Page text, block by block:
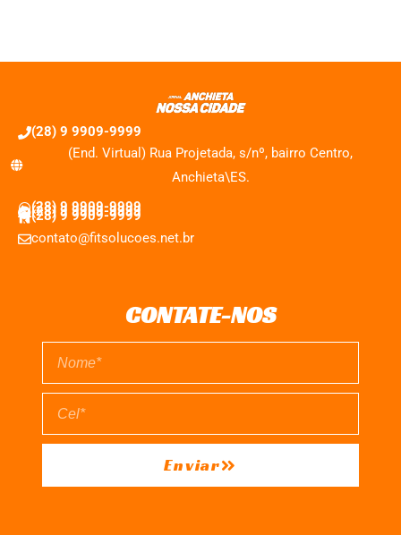
(28) 9 9909-9999
(End. Virtual) Rua Projetada, s/nº, bairro Centro,
Anchieta\ES.
(28) 9 9909-9999
(28) 9 9909-9999
(28) 9 9909-9999
contato@fitsolucoes.net.br
CONTATE-NOS
Enviar